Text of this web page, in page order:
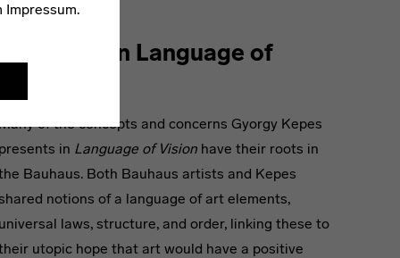
Impressum.
Synthesis in Language of
of the concepts and concerns Gyorgy Kepes
presents in Language of Visionhave their roots in
Bauhaus. Both Bauhaus artists and Kepes
notions of a language of art elements,
universal laws, structure, and order, linking these to
utopic hope that art would have a positive